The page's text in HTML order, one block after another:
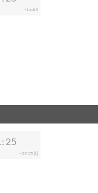
~16:05
~ 23:25 [L]